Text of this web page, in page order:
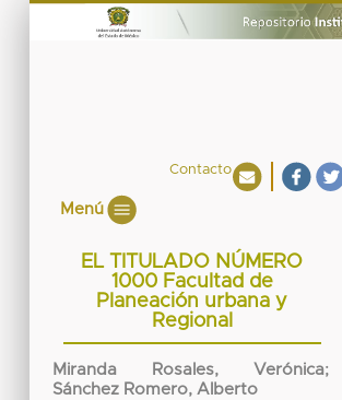
Contacto
Menú
EL TITULADO NÚMERO
1000 Facultad de
Planeación urbana y
Regional
Miranda Rosales, Verónica;
Sánchez Romero, Alberto